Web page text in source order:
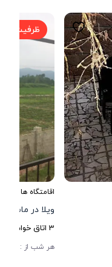
ظرفیت
اقامتگاه ها
ویلا در
3 اتاق خواب .
هر شب از :